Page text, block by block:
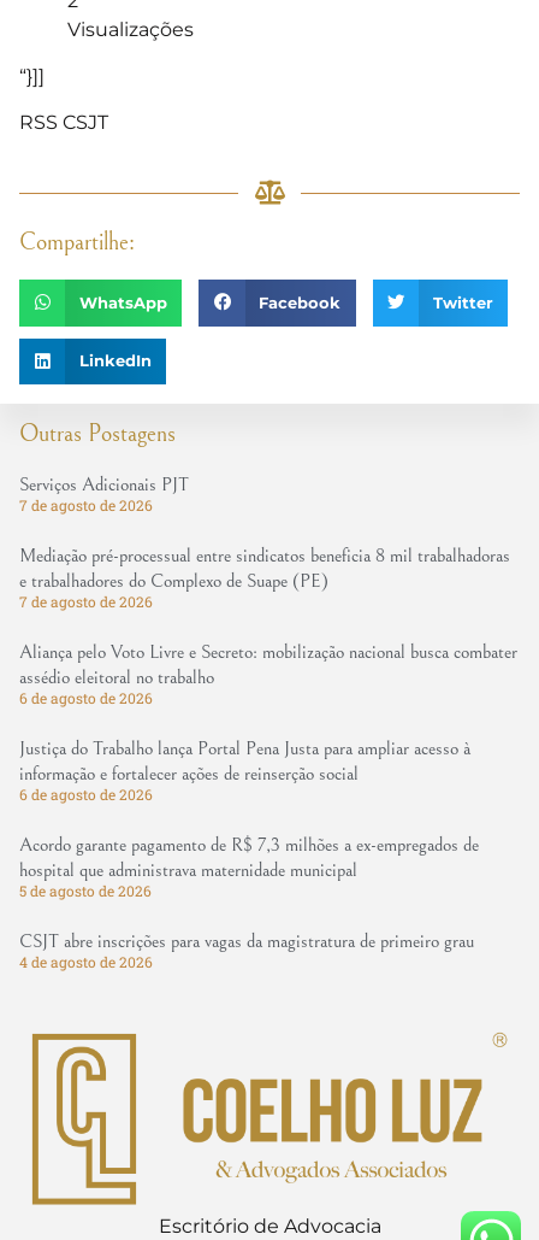
Outras Postagens
Serviços Adicionais PJT
7 de agosto de 2026
Mediação pré-processual entre sindicatos beneficia 8 mil trabalhadoras
e trabalhadores do Complexo de Suape (PE)
7 de agosto de 2026
Aliança pelo Voto Livre e Secreto: mobilização nacional busca combater
assédio eleitoral no trabalho
6 de agosto de 2026
Justiça do Trabalho lança Portal Pena Justa para ampliar acesso à
informação e fortalecer ações de reinserção social
6 de agosto de 2026
Acordo garante pagamento de R$ 7,3 milhões a ex-empregados de
hospital que administrava maternidade municipal
5 de agosto de 2026
CSJT abre inscrições para vagas da magistratura de primeiro grau
4 de agosto de 2026
Visualizações
“}]]
RSS CSJT
Compartilhe:
WhatsApp Facebook Twitter
LinkedIn
Escritório de Advocacia